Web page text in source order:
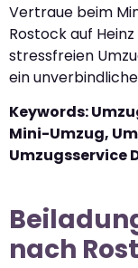
Vertraue beim
Rostock auf
stressfreien
ein
Keywords:
Mini-Umzug,
Umzugsservice
nach